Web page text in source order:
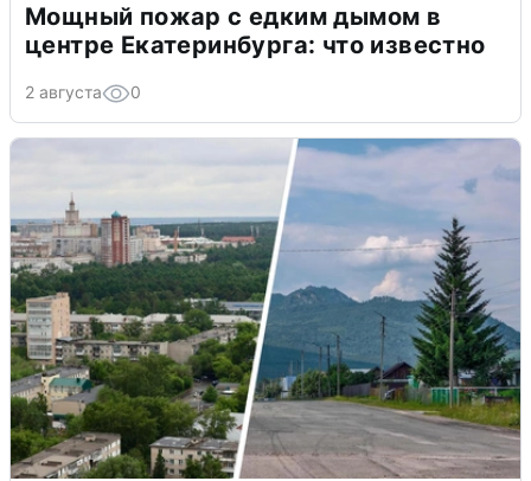
Мощный пожар с едким дымом в
центре Екатеринбурга: что известно
2 августа 0